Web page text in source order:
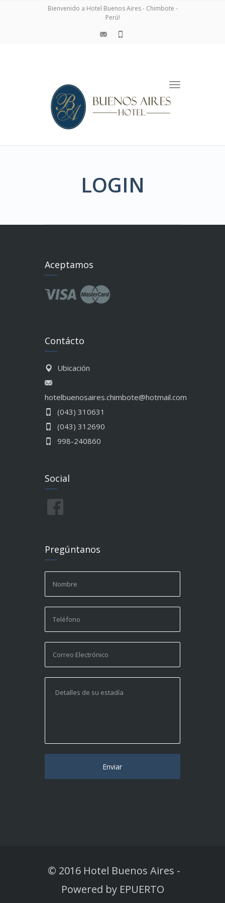
Bienvenido a Hotel Buenos Aires - Chimbote -
Perú!
Toggle
LOGIN
Aceptamos
Contácto
Ubicación
hotelbuenosaires.chimbote@hotmail.com
(043) 310631
(043) 312690
998-240860
Social
Pregúntanos
© 2016 Hotel Buenos Aires -
Powered by EPUERTO